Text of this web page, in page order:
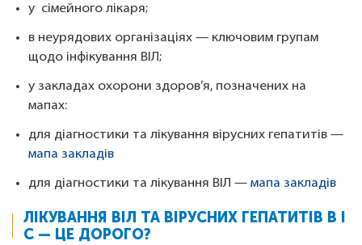
у сімейного лікаря;
в неурядових організаціях — ключовим групам
щодо інфікування ВІЛ;
у закладах охорони здоров’я, позначених на
мапах:
для діагностики та лікування вірусних гепатитів —
мапа закладів
для діагностики та лікування ВІЛ — мапа закладів
ЛІКУВАННЯ ВІЛ ТА ВІРУСНИХ ГЕПАТИТІВ В І
С — ЦЕ ДОРОГО?